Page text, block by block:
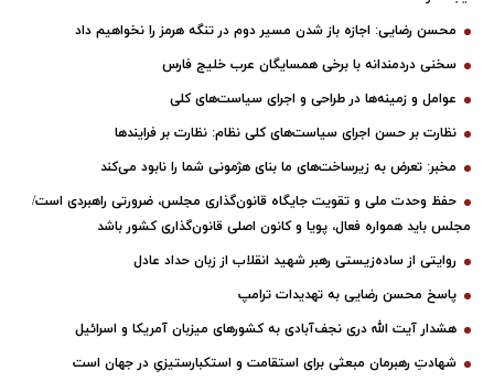
محسن رضایی: اجازه باز شدن مسیر دوم در تنگه هرمز را نخواهیم داد
سخنی دردمندانه با برخی همسایگان عرب خلیج فارس
عوامل و زمینه‌ها در طراحی و اجرای سیاست‌های کلی
نظارت بر حسن اجرای سیاست‌های کلی نظام: نظارت بر فرایندها
مخبر: تعرض به زیرساخت‌های ما بنای هژمونی شما را نابود می‌کند
حفظ وحدت ملی و تقویت جایگاه قانون‌گذاری مجلس، ضرورتی راهبردی است/
مجلس باید همواره فعال، پویا و کانون اصلی قانون‌گذاری کشور باشد
روایتی از ساده‌زیستی رهبر شهید انقلاب از زبان حداد عادل
پاسخ محسن رضایی به تهدیدات ترامپ
هشدار آیت الله دری نجف‌آبادی به کشورهای میزبان آمریکا و اسرائیل
شهادتِ رهبرمان مبعثی برای استقامت و استکبارستیزیِ در جهان است